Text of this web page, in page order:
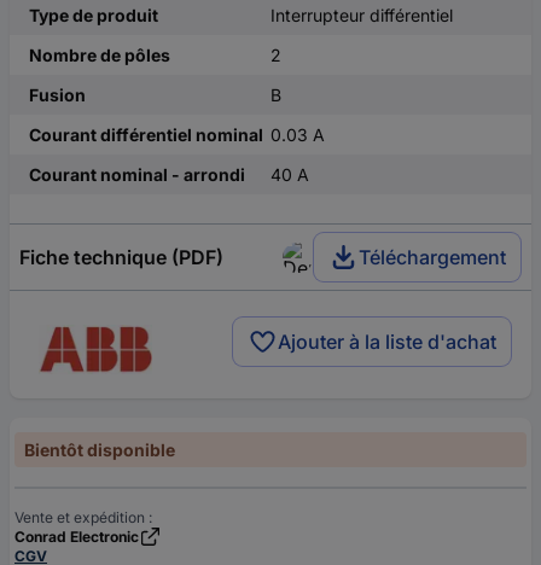
Type de produit
Interrupteur différentiel
Nombre de pôles
2
Fusion
B
Courant différentiel nominal 0.03 A
Courant nominal - arrondi
40 A
Fiche technique (PDF) Téléchargement
Ajouter à la liste d'achat
Bientôt disponible
Vente et expédition :
Conrad Electronic
CGV